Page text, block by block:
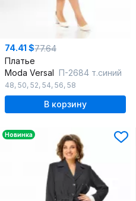
74.41 $77.64
Платье
Moda Versal П-2684 т.синий
48, 50, 52, 54, 56, 58
В корзину
Новинка